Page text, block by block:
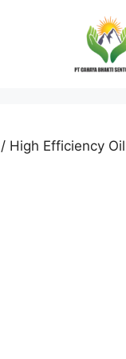
/ High Efficiency